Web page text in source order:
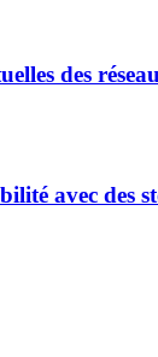
des
avec des